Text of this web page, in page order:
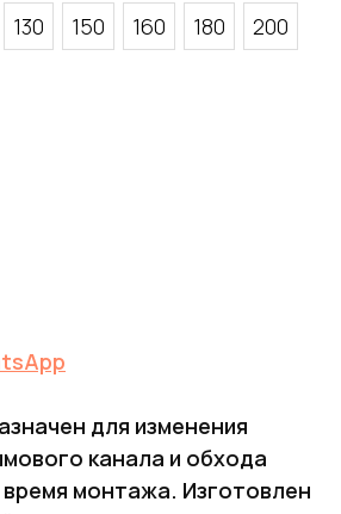
130 150 160 180
200
для изменения
канала и обхода
время монтажа. Изготовлен